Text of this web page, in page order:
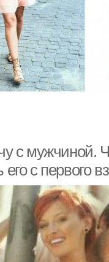
с мужчиной.
с первого